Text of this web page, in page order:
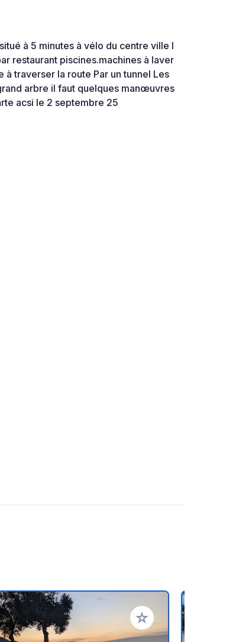
à 5 minutes à vélo du centre ville l
restaurant piscines.machines à laver
à traverser la route Par un tunnel Les
arbre il faut quelques manœuvres
acsi le 2 septembre 25
Aggiungi ai tuoi preferiti